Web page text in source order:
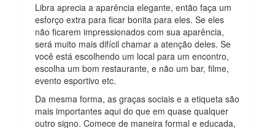
Libra aprecia a aparência elegante, então faça um
esforço extra para ficar bonita para eles. Se eles
não ficarem impressionados com sua aparência,
será muito mais difícil chamar a atenção deles. Se
você está escolhendo um local para um encontro,
escolha um bom restaurante, e não um bar, filme,
evento esportivo etc.
Da mesma forma, as graças sociais e a etiqueta são
mais importantes aqui do que em quase qualquer
outro signo. Comece de maneira formal e educada,